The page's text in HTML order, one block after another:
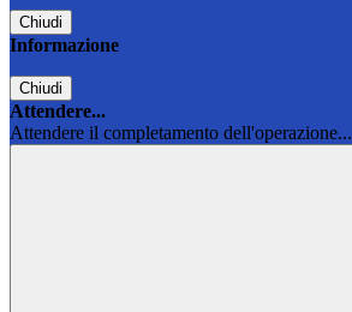
Chiudi
Informazione
Chiudi
Attendere...
Attendere il completamento dell'operazione...